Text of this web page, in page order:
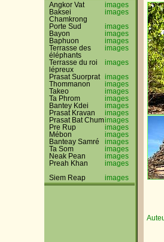
Angkor Vat
images
Baksei
Chamkrong
images
Porte Sud
images
Bayon
images
Baphuon
images
Terrasse des
éléphants
images
Terrasse du roi
lépreux
images
Prasat Suorprat images
Thommanon
images
Takeo
images
Ta Phrom
images
Bantey Kdei
images
Prasat Kravan
images
Prasat Bat Chumimages
Pre Rup
images
Mébon
images
Banteay Samré
images
Ta Som
images
Neak Pean
images
Preah Khan
images
Siem Reap
images